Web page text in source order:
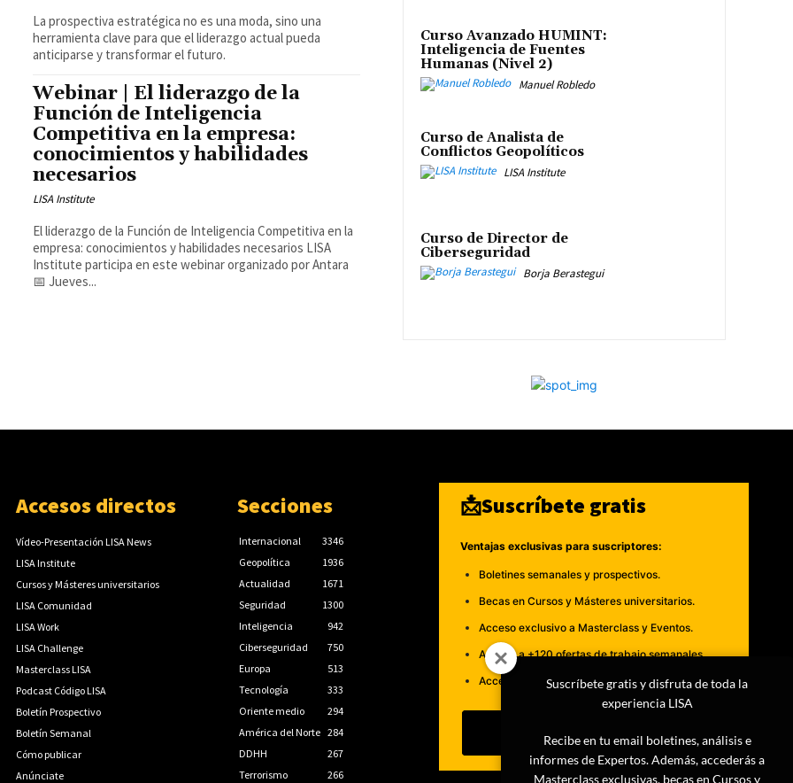
La prospectiva estratégica no es una moda, sino una
herramienta clave para que el liderazgo actual pueda
anticiparse y transformar el futuro.
Webinar | El liderazgo de la
Función de Inteligencia
Competitiva en la empresa:
conocimientos y habilidades
necesarios
LISA Institute
El liderazgo de la Función de Inteligencia Competitiva en la
empresa: conocimientos y habilidades necesarios LISA
Institute participa en este webinar organizado por Antara
📅 Jueves...
Curso Avanzado HUMINT:
Inteligencia de Fuentes
Humanas (Nivel 2)
Manuel Robledo
Curso de Analista de
Conflictos Geopolíticos
LISA Institute
Curso de Director de
Ciberseguridad
Borja Berastegui
Accesos directos
Vídeo-Presentación LISA News
LISA Institute
Cursos y Másteres universitarios
LISA Comunidad
LISA Work
LISA Challenge
Masterclass LISA
Podcast Código LISA
Boletín Prospectivo
Boletín Semanal
Cómo publicar
Anúnciate
Secciones
Internacional
3346
Geopolítica
1936
Actualidad
1671
Seguridad
1300
Inteligencia
942
Ciberseguridad
750
Europa
513
Tecnología
333
Oriente medio
294
América del Norte 284
DDHH
267
Terrorismo
266
📩Suscríbete gratis
Ventajas exclusivas para suscriptores:
Boletines semanales y prospectivos.
Becas en Cursos y Másteres universitarios.
Acceso exclusivo a Masterclass y Eventos.
Acceso a +120 ofertas de trabajo semanales.
Acceso a LISA Comunidad y LISA Challenge.
Suscribirme
Suscríbete gratis y disfruta de toda la
experiencia LISA
Recibe en tu email boletines, análisis e
informes de Expertos. Además, accederás a
Masterclass exclusivas, becas en Cursos y